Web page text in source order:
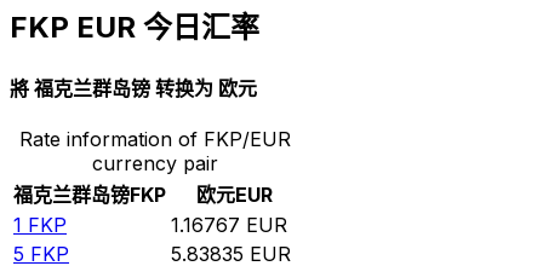
FKP EUR 今日汇率
將 福克兰群岛镑 转换为 欧元
Rate information of FKP/EUR
currency pair
福克兰群岛镑FKP 欧元EUR
1 FKP 1.16767 EUR
5 FKP 5.83835 EUR